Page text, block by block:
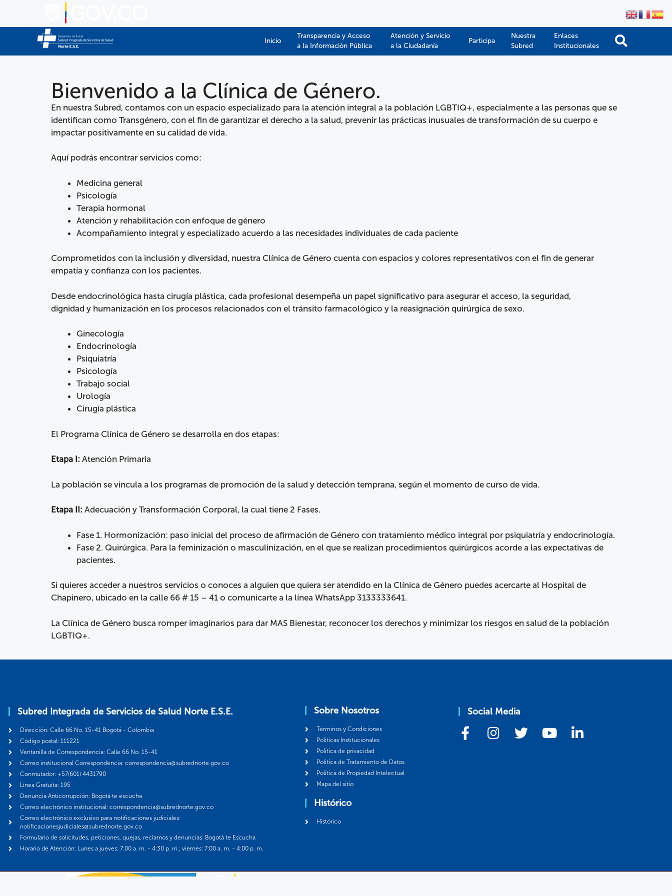
Inicio
Transparencia y Acceso
a la Información Pública​​
Atención y Servicio
a la Ciudadanía
Participa
Nuestra
Subred
Enlaces
Institucionales
Bienvenido a la Clínica de Género.
En nuestra Subred, contamos con un espacio especializado para la atención integral a la población LGBTIQ+, especialmente a las personas que se
identifican como Transgénero, con el fin de garantizar el derecho a la salud, prevenir las prácticas inusuales de transformación de su cuerpo e
impactar positivamente en su calidad de vida.
Aquí podrás encontrar servicios como:
Medicina general
Psicología
Terapia hormonal
Atención y rehabilitación con enfoque de género
Acompañamiento integral y especializado acuerdo a las necesidades individuales de cada paciente
Comprometidos con la inclusión y diversidad, nuestra Clínica de Género cuenta con espacios y colores representativos con el fin de generar
empatía y confianza con los pacientes.
Desde endocrinológica hasta cirugía plástica, cada profesional desempeña un papel significativo para asegurar el acceso, la seguridad,
dignidad y humanización en los procesos relacionados con el tránsito farmacológico y la reasignación quirúrgica de sexo.
Ginecología
Endocrinología
Psiquiatría
Psicología
Trabajo social
Urología
Cirugía plástica
El Programa Clínica de Género se desarrolla en dos etapas:
Etapa I: Atención Primaria
La población se vincula a los programas de promoción de la salud y detección temprana, según el momento de curso de vida.
Etapa II: Adecuación y Transformación Corporal, la cual tiene 2 Fases.
Fase 1. Hormonización: paso inicial del proceso de afirmación de Género con tratamiento médico integral por psiquiatría y endocrinología.
Fase 2. Quirúrgica. Para la feminización o masculinización, en el que se realizan procedimientos quirúrgicos acorde a las expectativas de
pacientes.
Si quieres acceder a nuestros servicios o conoces a alguien que quiera ser atendido en la Clínica de Género puedes acercarte al Hospital de
Chapinero, ubicado en la calle 66 # 15 – 41 o comunicarte a la línea WhatsApp 3133333641.
La Clínica de Género busca romper imaginarios para dar MAS Bienestar, reconocer los derechos y minimizar los riesgos en salud de la población
LGBTIQ+.
Subred Integrada de Servicios de Salud Norte E.S.E.
Dirección: Calle 66 No. 15-41 Bogotá - Colombia
Código postal: 111221
Ventanilla de Correspondencia: Calle 66 No. 15-41
Correo institucional Correspondencia: correspondencia@subrednorte.gov.co
Conmutador: +57(601) 4431790
Línea Gratuita: 195
Denuncia Anticorrupción: Bogotá te escucha
Correo electrónico institucional: correspondencia@subrednorte.gov.co
Correo electrónico exclusivo para notificaciones judiciales:
notificacionesjudiciales@subrednorte.gov.co
Formulario de solicitudes, peticiones, quejas, reclamos y denuncias: Bogotá te Escucha
Horario de Atención: Lunes a jueves: 7:00 a. m. - 4:30 p. m.; viernes: 7:00 a. m. - 4:00 p. m.
Sobre Nosotros
Términos y Condiciones
Politicas Institucionales
Política de privacidad
Política de Tratamiento de Datos
Política de Propiedad Intelectual
Mapa del sitio
Histórico
Histórico
Social Media